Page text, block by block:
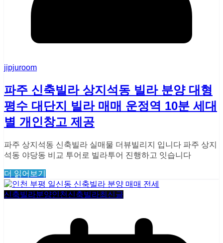
jipjuroom
파주 신축빌라 상지석동 빌라 분양 대형
평수 대단지 빌라 매매 운정역 10분 세대
별 개인창고 제공
파주 상지석동 신축빌라 실매물 더뷰빌리지 입니다 파주 상지
석동 야당동 비교 투어로 빌라투어 진행하고 잇습니다
더 읽어보기
신축빌라분양인천신축빌라최신글